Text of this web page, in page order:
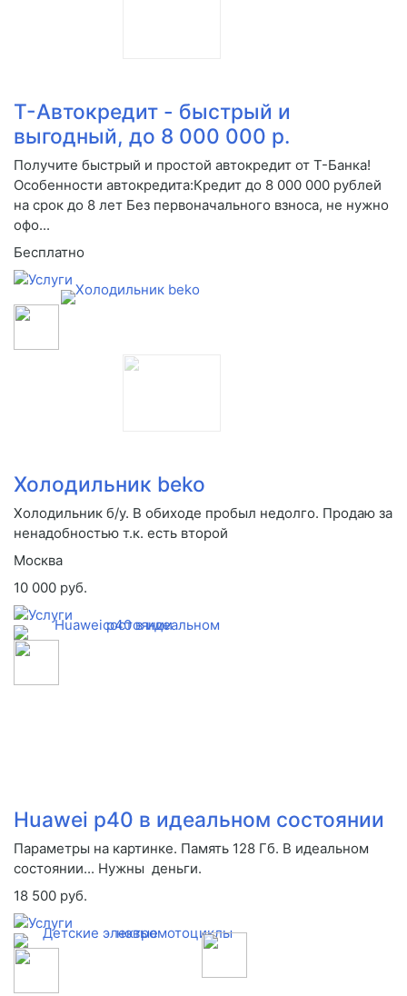
Т-Автокредит - быстрый и
выгодный, до 8 000 000 р.
Получите быстрый и простой автокредит от Т-Банка!
Особенности автокредита:Кредит до 8 000 000 рублей
на срок до 8 лет Без первоначального взноса, не нужно
офо...
Бесплатно
Холодильник beko
Холодильник б/у. В обиходе пробыл недолго. Продаю за
ненадобностью т.к. есть второй
Москва
10 000 руб.
Huawei p40 в идеальном состоянии
Параметры на картинке. Память 128 Гб. В идеальном
состоянии... Нужны деньги.
18 500 руб.